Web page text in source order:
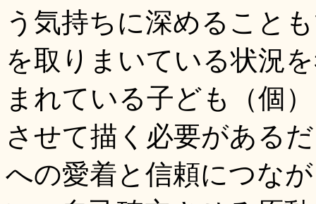
う気持ちに深めること
を取りまいている状況
まれている子ども（個
させて描く必要がある
への愛着と信頼につな